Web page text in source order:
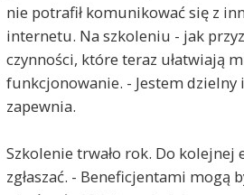
nie potrafił komunikować się z
internetu. Na szkoleniu - jak
czynności, które teraz ułatwiają
funkcjonowanie. - Jestem dzielny
zapewnia.
Szkolenie trwało rok. Do kolejnej
zgłaszać. - Beneficjentami mogą